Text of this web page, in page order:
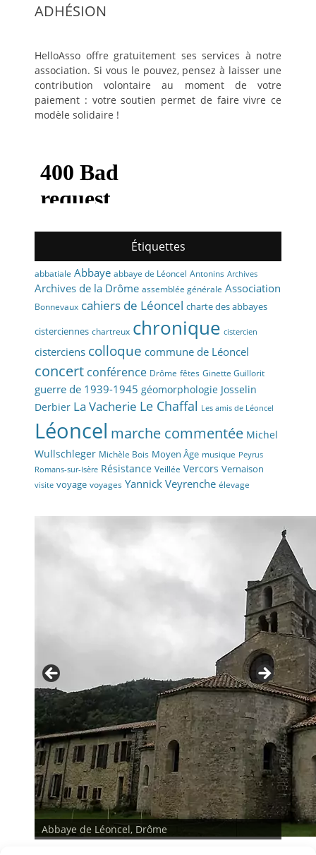
ADHÉSION
HelloAsso offre gratuitement ses services à notre
association. Si vous le pouvez, pensez à laisser une
contribution volontaire au moment de votre
paiement : votre soutien permet de faire vivre ce
modèle solidaire !
Étiquettes
abbatiale Abbaye abbaye de Léoncel Antonins Archives
Archives de la Drôme assemblée générale Association
Bonnevaux cahiers de Léoncel charte des abbayes
cisterciennes chartreux chronique cistercien
cisterciens colloque commune de Léoncel
concert conférence Drôme fêtes Ginette Guillorit
guerre de 1939-1945 géomorphologie Josselin
Derbier La Vacherie Le Chaffal Les amis de Léoncel
Léoncel marche commentée Michel
Wullschleger Michèle Bois Moyen Âge musique Peyrus
Romans-sur-Isère Résistance Veillée Vercors Vernaison
visite voyage voyages Yannick Veyrenche élevage
Abbaye de Léoncel, Drôme